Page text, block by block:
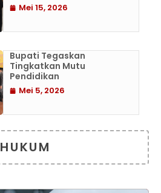
Mei 15, 2026
Bupati Tegaskan
Tingkatkan Mutu
Pendidikan
Mei 5, 2026
HUKUM